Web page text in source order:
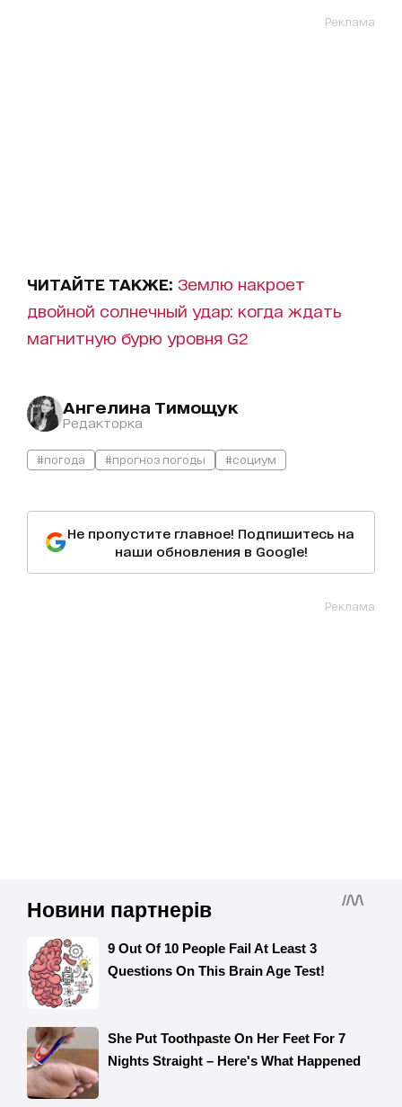
Реклама
ЧИТАЙТЕ ТАКЖЕ: Землю накроет
двойной солнечный удар: когда ждать
магнитную бурю уровня G2
Ангелина Тимощук
Редакторка
#погода #прогноз погоды #социум
Не пропустите главное! Подпишитесь на
наши обновления в Google!
Реклама